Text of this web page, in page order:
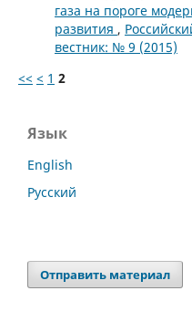
газа на пороге
развития ,
вестник: № 9 (2015)
<< < 1 2
Язык
English
Русский
Отправить материал